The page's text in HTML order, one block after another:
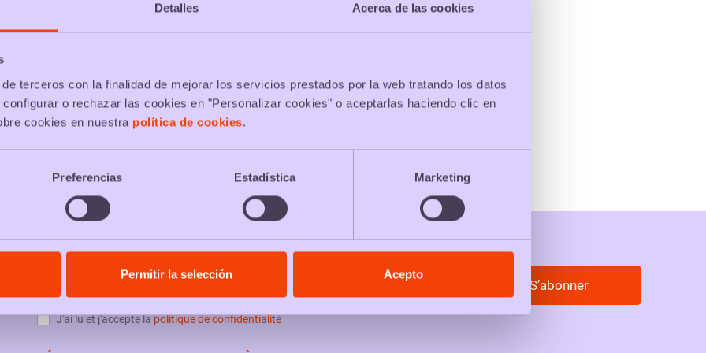
Detalles Acerca de las cookies
terceros con la finalidad de mejorar los servicios prestados por la web tratando los datos
o rechazar las cookies en "Personalizar cookies" o aceptarlas haciendo clic en
cookies en nuestra política de cookies.
Preferencias Estadística Marketing
Permitir la selección Acepto
S’abonner
J'ai lu et j'accepte lapolitique de confidentialité